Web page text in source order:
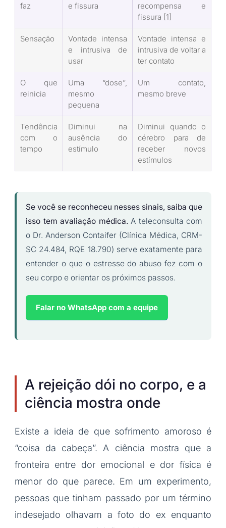
faz e fissura
recompensa e
fissura [1]
Sensação
Vontade intensa
e intrusiva de
usar
Vontade intensa e
intrusiva de voltar a
ter contato
O que
reinicia
Uma “dose”,
mesmo
pequena
Um contato,
mesmo breve
Tendência
com o
tempo
Diminui na
ausência do
estímulo
Diminui quando o
cérebro para de
receber novos
estímulos
Se você se reconheceu nesses sinais, saiba que
isso tem avaliação médica.A teleconsulta com
o Dr. Anderson Contaifer (Clínica Médica, CRM-
SC 24.484, RQE 18.790) serve exatamente para
entender o que o estresse do abuso fez com o
seu corpo e orientar os próximos passos.
Falar no WhatsApp com a equipe
A rejeição dói no corpo, e a
ciência mostra onde
Existe a ideia de que sofrimento amoroso é
“coisa da cabeça”. A ciência mostra que a
fronteira entre dor emocional e dor física é
menor do que parece. Em um experimento,
pessoas que tinham passado por um término
indesejado olhavam a foto do ex enquanto